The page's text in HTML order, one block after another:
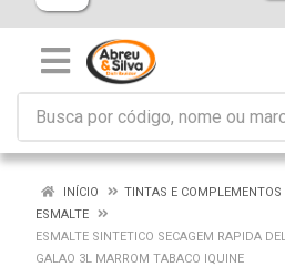
INÍCIO
TINTAS E COMPLEMENTOS
ESMALTE
ESMALTE SINTETICO SECAGEM RAPIDA
GALAO 3L MARROM TABACO IQUINE